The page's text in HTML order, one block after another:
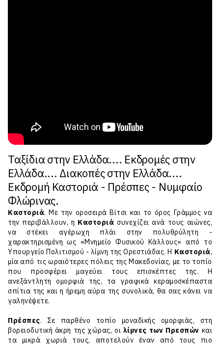
Ταξίδια στην Ελλάδα.... Εκδρομές στην
Ελλάδα.... Διακοπές στην Ελλάδα....
Εκδρομή Καστοριά - Πρέσπες - Νυμφαίο
Φλώρινας.
Καστοριά. ​Με την οροσειρά Βίτσι και το όρος Γράμμος να
την περιβάλλουν, η Καστοριά συνεχίζει ανά τους αιώνες,
να στέκει αγέρωχη πλάι στην πολυθρύλητη -
χαρακτηρισμένη ως «Μνημείο Φυσικού Κάλλους» από το
Υπουργείο Πολιτισμού - λίμνη της Ορεστιάδας. Η Καστοριά,
μία από τις ωραιότερες πόλεις της Μακεδονίας, με το τοπίο
που προσφέρει μαγεύει τους επισκέπτες της. Η
ανεξάντλητη ομορφιά της, τα γραφικά κεραμoσκέπαστα
σπίτια της και η ήρεμη αύρα της συνολικά, θα σας κάνει να
γαληνέψετε.
Πρέσπες. Σε παρθένο τοπίο μοναδικής ομορφιάς, στη
βορειοδυτική άκρη της χώρας, οι λίμνες των Πρεσπών και
τα μικρά χωριά τους, αποτελούν έναν από τους πιο